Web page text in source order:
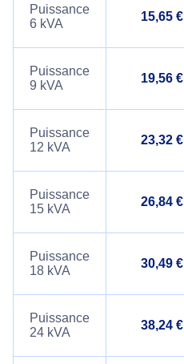
Puissance
6 kVA
15,65 €
Puissance
9 kVA
19,56 €
Puissance
12 kVA
23,32 €
Puissance
15 kVA
26,84 €
Puissance
18 kVA
30,49 €
Puissance
24 kVA
38,24 €